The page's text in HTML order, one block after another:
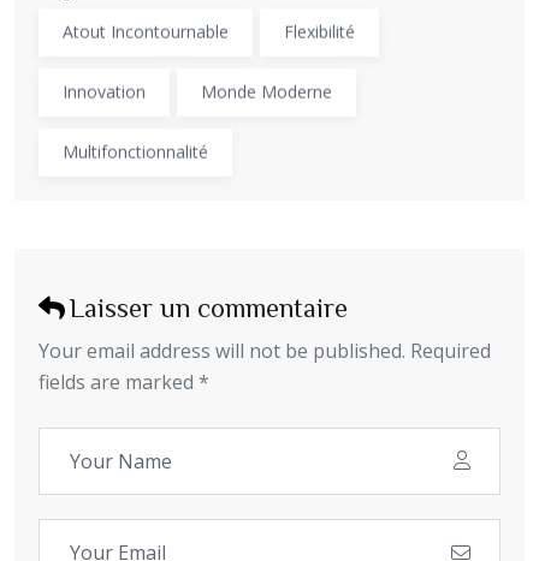
Atout Incontournable Flexibilité
Innovation Monde Moderne
Multifonctionnalité
Laisser un commentaire
Your email address will not be published. Required
fields are marked *